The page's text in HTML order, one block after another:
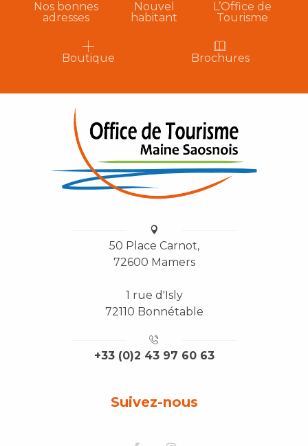
Nos bonnes
adresses
Nouvel
habitant
L’Office de
Tourisme
Boutique Brochures
50 Place Carnot,
72600 Mamers
1 rue d'Isly
72110 Bonnétable
+33 (0)2 43 97 60 63
Suivez-nous